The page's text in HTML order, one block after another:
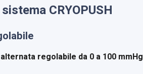
CRYOPUSH
regolabile da 0 a 100 mmHg